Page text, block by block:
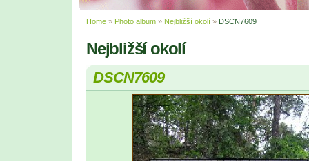
Home » Photo album » Nejbližší okolí » DSCN7609
Nejbližší okolí
DSCN7609